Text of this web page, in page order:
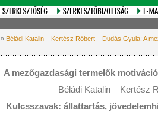
» Béládi Katalin – Kertész Róbert – Dudás Gyula: A
A mezőgazdasági termelők
Béládi Katalin – Kertész
Kulcsszavak: állattartás,